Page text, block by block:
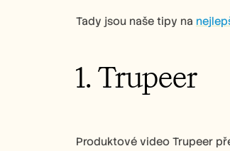
Tady jsou naše tipy na
1. Trupeer
Produktové video Trupeer